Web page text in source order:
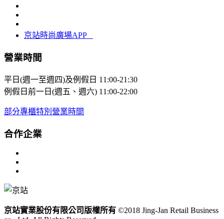
京站時尚廣場APP
營業時間
平日(週一至週四)及例假日 11:00-21:30
例假日前一日(週五、週六) 11:00-22:00
部分專櫃特別營業時間
合作企業
京站實業股份有限公司版權所有 ©2018 Jing-Jan Retail Business